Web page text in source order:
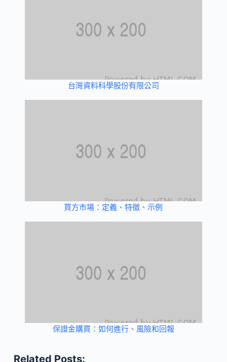
台灣資料科學股份有限公司
買方市場：定義、特徵、示例
保證金購買：如何進行、風險和回報
Related Posts: